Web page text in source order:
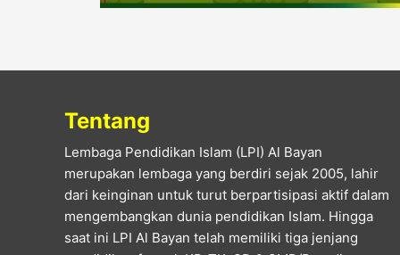
Tentang
Lembaga Pendidikan Islam (LPI) Al Bayan
merupakan lembaga yang berdiri sejak 2005, lahir
dari keinginan untuk turut berpartisipasi aktif dalam
mengembangkan dunia pendidikan Islam. Hingga
saat ini LPI Al Bayan telah memiliki tiga jenjang